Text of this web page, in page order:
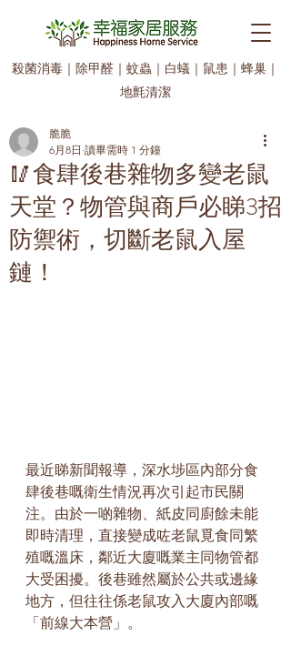
殺菌消毒｜ 除甲醛｜ 蚊蟲 ｜ 白蟻｜ 鼠患 ｜ 蜂巢｜
地氈清潔
🥢食肆後巷雜物多變老鼠
天堂？物管與商戶必睇3招
防禦術，切斷老鼠入屋
鏈！
脆脆
6月8日 讀畢需時 1 分鐘
最近睇新聞報導，深水埗區內部分食
肆後巷嘅衛生情況再次引起市民關
注。由於一啲雜物、紙皮同廚餘未能
即時清理，直接變成咗老鼠覓食同繁
殖嘅溫床，鄰近大廈嘅業主同物管都
大受困擾。後巷雖然屬於公共或邊緣
地方，但往往係老鼠攻入大廈內部嘅
「前線大本營」。